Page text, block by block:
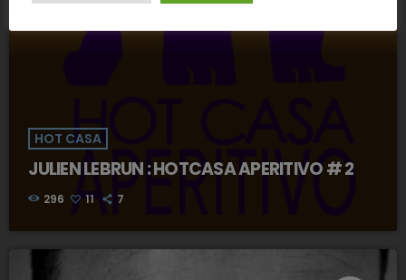
HOT CASA
JULIEN LEBRUN : HOTCASA APERITIVO # 2
296 11 7